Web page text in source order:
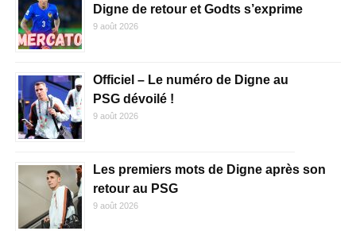
Digne de retour et Godts s’exprime
9 août 2026
Officiel – Le numéro de Digne au
PSG dévoilé !
9 août 2026
Les premiers mots de Digne après son
retour au PSG
9 août 2026